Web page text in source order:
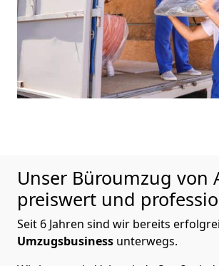
Unser Büroumzug von
preiswert und
Seit 6 Jahren sind wir bereits
Umzugsbusiness unterwegs.